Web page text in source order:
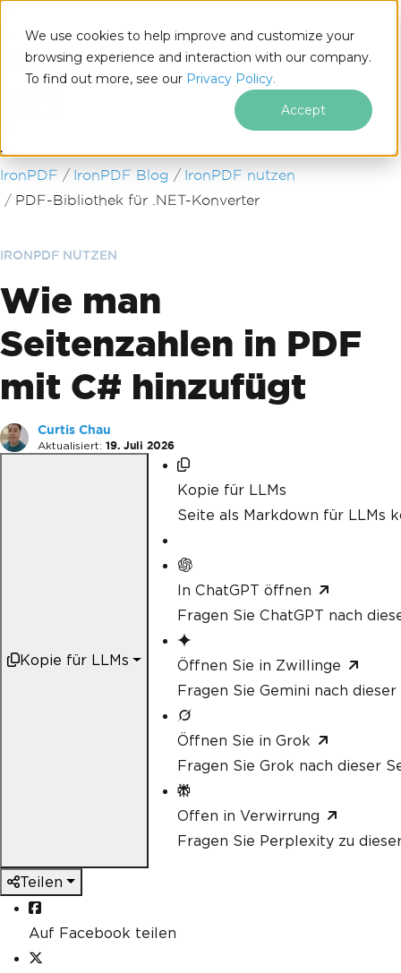
We use cookies to help improve and customize your
browsing experience and interaction with our company.
To find out more, see our Privacy Policy.
Accept
Zum Fußzeileninhalt springen
IronPDF IronPDF Blog
IronPDF nutzen
PDF-Bibliothek für .NET-Konverter
IRONPDF NUTZEN
Wie man
Seitenzahlen in PDF
mit C# hinzufügt
Curtis Chau
Aktualisiert: 19. Juli 2026
Kopie für LLMs
Kopie für LLMs
Seite als Markdown für LLMs
In ChatGPT öffnen
Fragen Sie ChatGPT nach
Öffnen Sie in Zwillinge
Fragen Sie Gemini nach
Öffnen Sie in Grok
Fragen Sie Grok nach dieser
Offen in Verwirrung
Fragen Sie Perplexity zu
Teilen
Auf Facebook teilen